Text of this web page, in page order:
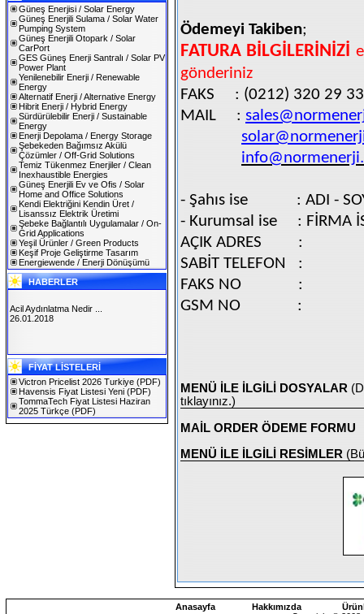
Güneş Enerjisi / Solar Energy
Güneş Enerjili Sulama / Solar Water
Pumping System
Güneş Enerjili Otopark / Solar
CarPort
GES Güneş Enerji Santralı / Solar PV
Power Plant
Yenilenebilir Enerji / Renewable
Energy
Alternatif Enerji / Alternative Energy
Hibrit Enerji / Hybrid Energy
Sürdürülebilir Enerji / Sustainable
Energy
Enerji Depolama / Energy Storage
Şebekeden Bağımsız Akülü
Çözümler / Off-Grid Solutions
Temiz Tükenmez Enerjiler / Clean
Inexhaustible Energies
Güneş Enerjili Ev ve Ofis / Solar
Home and Office Solutions
Kendi Elektriğini Kendin Üret /
Lisanssız Elektrik Üretimi
Şebeke Bağlantılı Uygulamalar / On-
Grid Applications
Yeşil Ürünler / Green Products
Keşif Proje Geliştirme Tasarım
Energiewende / Enerji Dönüşümü
HABERLER
SOLAREX ISTANBUL 2019
30.01.2019
Acil Aydınlatma Nedir ...
26.01.2018
FİYAT LİSTELERİ
Victron Pricelist 2026 Turkiye (PDF)
Havensis Fiyat Listesi Yeni (PDF)
TommaTech Fiyat Listesi Haziran
2025 Türkçe (PDF)
Ödemeyi Takiben;
FATURA BİLGİLERİNİZİ
gönderiniz
FAKS
: (0212) 320 29 33
MAIL
:
- Şahıs ise
: ADI -
- Kurumsal ise
: FİRMA
AÇIK ADRES
:
SABİT TELEFON :
FAKS NO
:
GSM NO
:
MENÜ İLE İLGİLİ DOSYALAR
tıklayınız.)
MAİL ORDER ÖDEME FORMU
MENÜ İLE İLGİLİ RESİMLER
Anasayfa Hakkımızda